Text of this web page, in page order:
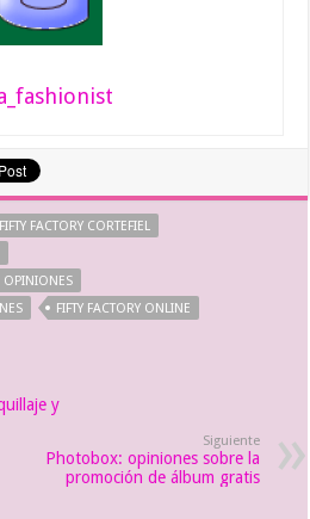
FIFTY FACTORY CORTEFIEL
OPINIONES
FIFTY FACTORY ONLINE
y
Siguiente
Photobox: opiniones sobre la
promoción de álbum gratis